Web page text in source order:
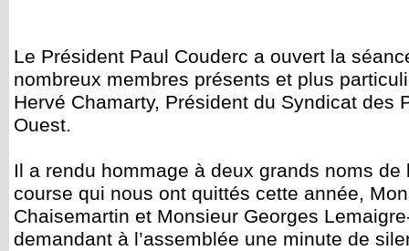
Le Président Paul Couderc a ouvert la
nombreux membres présents et plus
Hervé Chamarty, Président du Syndicat des
Ouest.
Il a rendu hommage à deux grands noms de
course qui nous ont quittés cette année,
Chaisemartin et Monsieur Georges
demandant à l’assemblée une minute de